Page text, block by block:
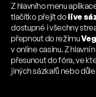
Z hlavního menu
tlačítko přejít do live
dostupné i všechny
přepnout do režimu
v online casinu. Z hlavní
přesunout do fóra, ve
jiných sázkařů nebo